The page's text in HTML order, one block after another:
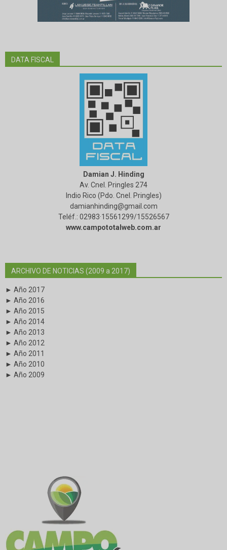
DATA FISCAL
Damian J. Hinding
Av. Cnel. Pringles 274
Indio Rico (Pdo. Cnel. Pringles)
damianhinding@gmail.com
Teléf.: 02983·15561299/15526567
www.campototalweb.com.ar
ARCHIVO DE NOTICIAS (2009 a 2017)
► Año 2017
► Año 2016
► Año 2015
► Año 2014
► Año 2013
► Año 2012
► Año 2011
► Año 2010
► Año 2009